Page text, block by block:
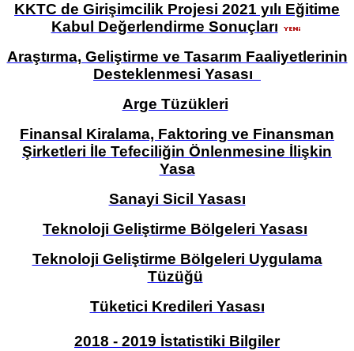
KKTC de Girişimcilik Projesi 2021 yılı Eğitime
Kabul Değerlendirme Sonuçları
Araştırma, Geliştirme ve Tasarım Faaliyetlerinin
Desteklenmesi Yasası
Arge Tüzükleri
Finansal Kiralama, Faktoring ve Finansman
Şirketleri İle Tefeciliğin Önlenmesine İlişkin
Yasa
Sanayi Sicil Yasası
Teknoloji Geliştirme Bölgeleri Yasası
Teknoloji Geliştirme Bölgeleri Uygulama
Tüzüğü
Tüketici Kredileri Yasası
2018 - 2019 İstatistiki Bilgiler